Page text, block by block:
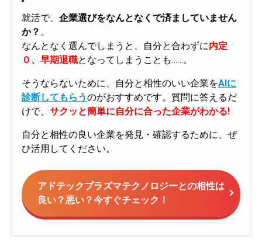
就活で、 企業選びをなんとなくで済ましていません
か？ 。
なんとなく選んでしまうと、自分と合わずに内定
０、早期退職となってしまうことも……。
そうならないために、自分と相性のいい企業をAIに
診断してもらうのがおすすめです。質問に答えるだ
けで、 サクッと簡単に自分に合った企業がわかる!
自分と相性の良い企業を発見・確認するために、ぜ
ひ活用してください。
アドテックプラズマテクノロジーとの相性は
良い？悪い？今すぐチェック！